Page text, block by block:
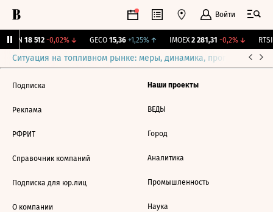
Войти
18 512 -0,02%↓ GECO 15,36 +1,25%↑ IMOEX 2 281,31 -0,2%↓ RTSI
Ситуация на топливном рынке: меры, динамика, прогнозы
Подписка
Реклама
РФРИТ
Справочник компаний
Подписка для юр.лиц
О компании
Наши проекты
ВЕДЫ
Город
Аналитика
Промышленность
Наука